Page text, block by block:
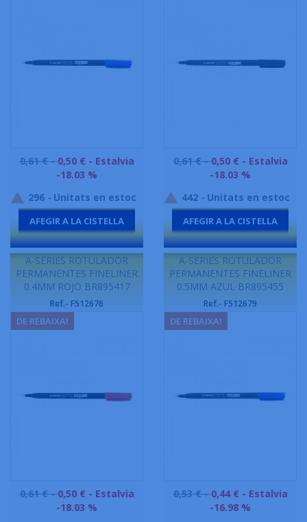
Preu
0,61 € -0,50 € - Estalvia
-18.03 %
 296 - Unitats en estoc
AFEGIR A LA CISTELLA
-
Preu
0,61 € -0,50 € - Estalvia
-18.03 %
 442 - Unitats en estoc
AFEGIR A LA CISTELLA
-
A-SERIES ROTULADOR
PERMANENTES FINELINER
0.4MM ROJO BR895417
Ref.- F512676
DE REBAIXA!
Preu
0,61 € -0,50 € - Estalvia
-18.03 %
A-SERIES ROTULADOR
PERMANENTES FINELINER
0.5MM AZUL BR895455
Ref.- F512679
DE REBAIXA!
Preu
0,53 € -0,44 € - Estalvia
-16.98 %